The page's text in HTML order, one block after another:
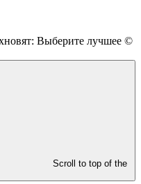
Выберите лучшее ©
Scroll to top of the